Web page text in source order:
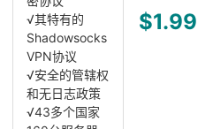
√其特有的
Shadowsocks
VPN协议
√安全的管辖权
和无日志政策
√43多个国家
$1.99